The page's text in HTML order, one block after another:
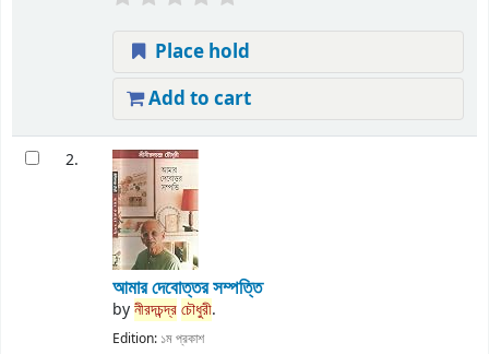
Place hold
Add to cart
2.
আমার দেবোত্তর সম্পত্তি
byনীরদচন্দ্র চৌধুরী.
Edition: ১ম প্রকাশ